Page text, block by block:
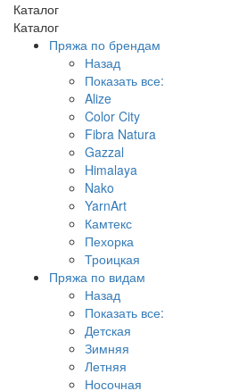
Каталог
Каталог
Пряжа по брендам
Назад
Показать все:
Alize
Color City
Fibra Natura
Gazzal
Himalaya
Nako
YarnArt
Камтекс
Пехорка
Троицкая
Пряжа по видам
Назад
Показать все:
Детская
Зимняя
Летняя
Носочная